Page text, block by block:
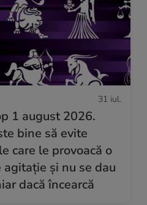
31 iul.
1 august 2026.
bine să evite
care le provoacă o
agitație și nu se dau
dacă încearcă